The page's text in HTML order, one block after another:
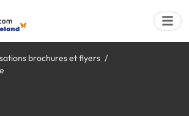
brochures et flyers